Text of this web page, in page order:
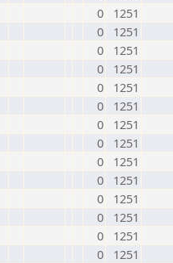
0
1251
0
1251
0
1251
0
1251
0
1251
0
1251
0
1251
0
1251
0
1251
0
1251
0
1251
0
1251
0
1251
0
1251